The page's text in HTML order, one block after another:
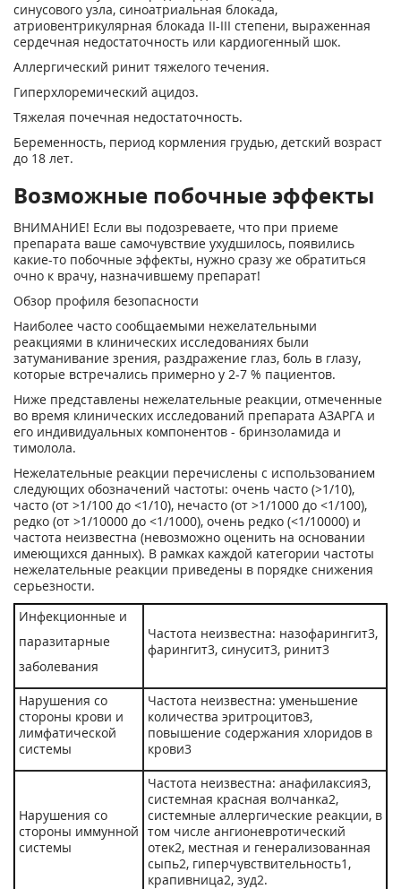
синусового узла, синоатриальная блокада,
атриовентрикулярная блокада II-III степени, выраженная
сердечная недостаточность или кардиогенный шок.
Аллергический ринит тяжелого течения.
Гиперхлоремический ацидоз.
Тяжелая почечная недостаточность.
Беременность, период кормления грудью, детский возраст
до 18 лет.
Возможные побочные эффекты
ВНИМАНИЕ! Если вы подозреваете, что при приеме
препарата ваше самочувствие ухудшилось, появились
какие-то побочные эффекты, нужно сразу же обратиться
очно к врачу, назначившему препарат!
Обзор профиля безопасности
Наиболее часто сообщаемыми нежелательными
реакциями в клинических исследованиях были
затуманивание зрения, раздражение глаз, боль в глазу,
которые встречались примерно у 2-7 % пациентов.
Ниже представлены нежелательные реакции, отмеченные
во время клинических исследований препарата АЗАРГА и
его индивидуальных компонентов - бринзоламида и
тимолола.
Нежелательные реакции перечислены с использованием
следующих обозначений частоты: очень часто (>1/10),
часто (от >1/100 до <1/10), нечасто (от >1/1000 до <1/100),
редко (от >1/10000 до <1/1000), очень редко (<1/10000) и
частота неизвестна (невозможно оценить на основании
имеющихся данных). В рамках каждой категории частоты
нежелательные реакции приведены в порядке снижения
серьезности.
Инфекционные и
паразитарные
заболевания
Частота неизвестна: назофарингит3,
фарингит3, синусит3, ринит3
Нарушения со
стороны крови и
лимфатической
системы
Частота неизвестна: уменьшение
количества эритроцитов3,
повышение содержания хлоридов в
крови3
Нарушения со
стороны иммунной
системы
Частота неизвестна: анафилаксия3,
системная красная волчанка2,
системные аллергические реакции, в
том числе ангионевротический
отек2, местная и генерализованная
сыпь2, гиперчувствительность1 ,
крапивница2, зуд2.